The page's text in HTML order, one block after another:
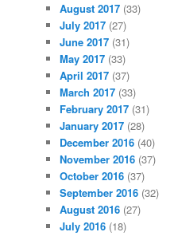
August 2017 (33)
July 2017 (27)
June 2017 (31)
May 2017 (33)
April 2017 (37)
March 2017 (33)
February 2017 (31)
January 2017 (28)
December 2016 (40)
November 2016 (37)
October 2016 (37)
September 2016 (32)
August 2016 (27)
July 2016 (18)